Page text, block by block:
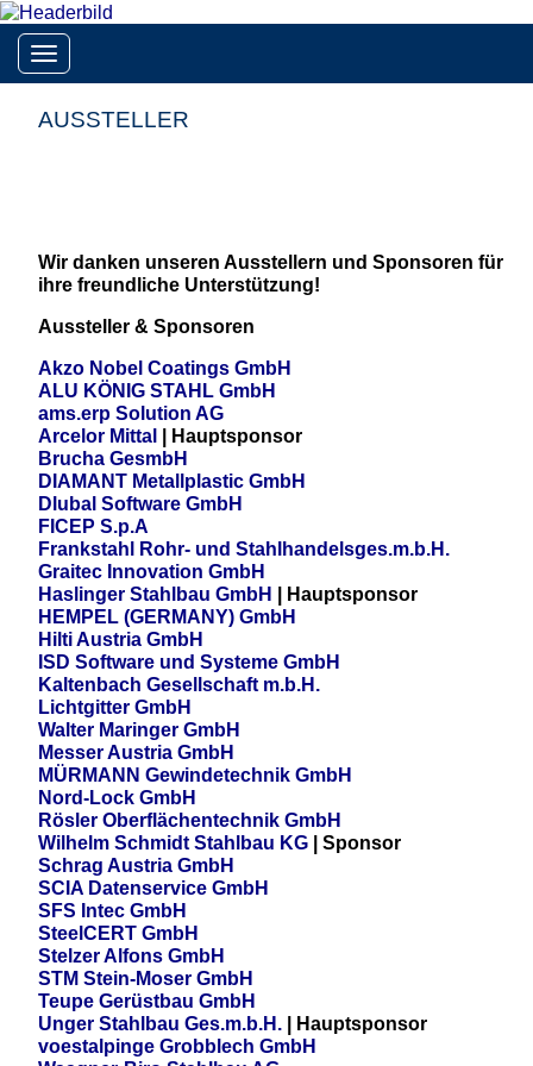
Toggle navigation
AUSSTELLER
Wir danken unseren Ausstellern und Sponsoren für
ihre freundliche Unterstützung!
Aussteller & Sponsoren
Akzo Nobel Coatings GmbH
ALU KÖNIG STAHL GmbH
ams.erp Solution AG
Arcelor Mittal
| Hauptsponsor
Brucha GesmbH
DIAMANT Metallplastic GmbH
Dlubal Software GmbH
FICEP S.p.A
Frankstahl Rohr- und Stahlhandelsges.m.b.H.
Graitec Innovation GmbH
Haslinger Stahlbau GmbH
| Hauptsponsor
HEMPEL (GERMANY) GmbH
Hilti Austria GmbH
ISD Software und Systeme GmbH
Kaltenbach Gesellschaft m.b.H.
Lichtgitter GmbH
Walter Maringer GmbH
Messer Austria GmbH
MÜRMANN Gewindetechnik GmbH
Nord-Lock GmbH
Rösler Oberflächentechnik GmbH
Wilhelm Schmidt Stahlbau KG
| Sponsor
Schrag Austria GmbH
SCIA Datenservice GmbH
SFS Intec GmbH
SteelCERT GmbH
Stelzer Alfons GmbH
STM Stein-Moser GmbH
Teupe Gerüstbau GmbH
Unger Stahlbau Ges.m.b.H. | Hauptsponsor
voestalpinge Grobblech GmbH